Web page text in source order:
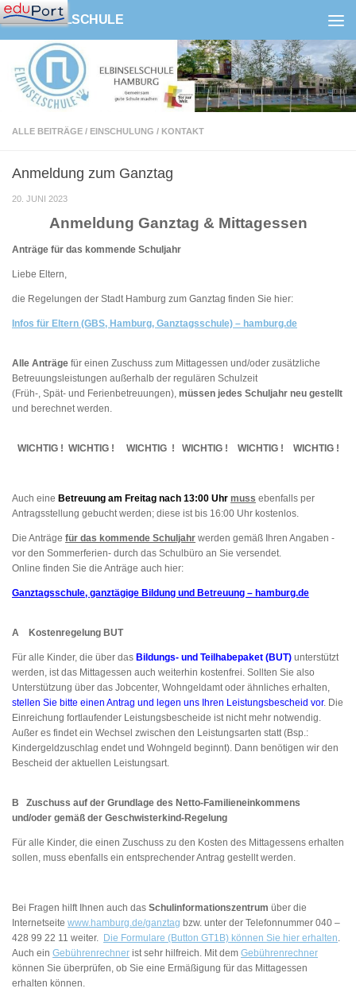
Zum Inhalt springen
ELBINSELSCHULE
ALLE BEITRÄGE / EINSCHULUNG / KONTAKT
Anmeldung zum Ganztag
20. JUNI 2023
Anmeldung Ganztag & Mittagessen
Anträge für das kommende Schuljahr
Liebe Eltern,
die Regelungen der Stadt Hamburg zum Ganztag finden Sie hier:
Infos für Eltern (GBS, Hamburg, Ganztagsschule) – hamburg.de
Alle Anträge für einen Zuschuss zum Mittagessen und/oder zusätzliche
Betreuungsleistungen außerhalb der regulären Schulzeit
(Früh-, Spät- und Ferienbetreuungen), müssen jedes Schuljahr neu gestellt
und berechnet werden.
WICHTIG ! WICHTIG ! WICHTIG ! WICHTIG ! WICHTIG ! WICHTIG !
Auch eine Betreuung am Freitag nach 13:00 Uhr muss ebenfalls per
Antragsstellung gebucht werden; diese ist bis 16:00 Uhr kostenlos.
Die Anträge für das kommende Schuljahr werden gemäß Ihren Angaben -
vor den Sommerferien- durch das Schulbüro an Sie versendet.
Online finden Sie die Anträge auch hier:
Ganztagsschule, ganztägige Bildung und Betreuung – hamburg.de
A Kostenregelung BUT
Für alle Kinder, die über das Bildungs- und Teilhabepaket (BUT) unterstützt
werden, ist das Mittagessen auch weiterhin kostenfrei. Sollten Sie also
Unterstützung über das Jobcenter, Wohngeldamt oder ähnliches erhalten,
stellen Sie bitte einen Antrag und legen uns Ihren Leistungsbescheid vor. Die
Einreichung fortlaufender Leistungsbescheide ist nicht mehr notwendig.
Außer es findet ein Wechsel zwischen den Leistungsarten statt (Bsp.:
Kindergeldzuschlag endet und Wohngeld beginnt). Dann benötigen wir den
Bescheid der aktuellen Leistungsart.
B Zuschuss auf der Grundlage des Netto-Familieneinkommens
und/oder gemäß der Geschwisterkind-Regelung
Für alle Kinder, die einen Zuschuss zu den Kosten des Mittagessens erhalten
sollen, muss ebenfalls ein entsprechender Antrag gestellt werden.
Bei Fragen hilft Ihnen auch das Schulinformationszentrum über die
Internetseite www.hamburg.de/ganztag bzw. unter der Telefonnummer 040 –
428 99 22 11 weiter. Die Formulare (Button GT1B) können Sie hier erhalten
Auch ein Gebührenrechner ist sehr hilfreich. Mit dem Gebührenrechner
können Sie überprüfen, ob Sie eine Ermäßigung für das Mittagessen
erhalten können.